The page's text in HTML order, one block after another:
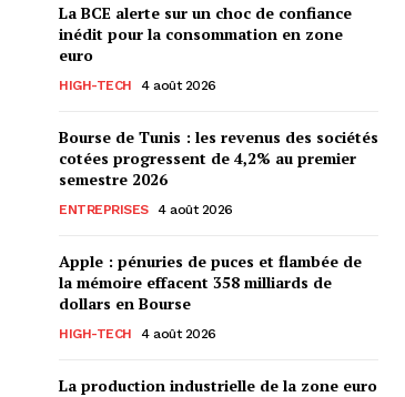
La BCE alerte sur un choc de confiance
inédit pour la consommation en zone
euro
HIGH-TECH 4 août 2026
Bourse de Tunis : les revenus des sociétés
cotées progressent de 4,2% au premier
semestre 2026
ENTREPRISES 4 août 2026
Apple : pénuries de puces et flambée de
la mémoire effacent 358 milliards de
dollars en Bourse
HIGH-TECH 4 août 2026
La production industrielle de la zone euro